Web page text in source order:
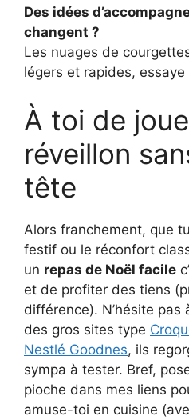
Des idées
changent ?
Les nuages de
légers et rapides,
À toi de
réveillon
tête
Alors franchement, que
festif ou le réconfort
un repas de Noël facile
et de profiter des tiens
différence). N’hésite pas
des gros sites type
Nestlé Goodnes, ils
sympa à tester. Bref,
pioche dans mes liens
amuse-toi en cuisine